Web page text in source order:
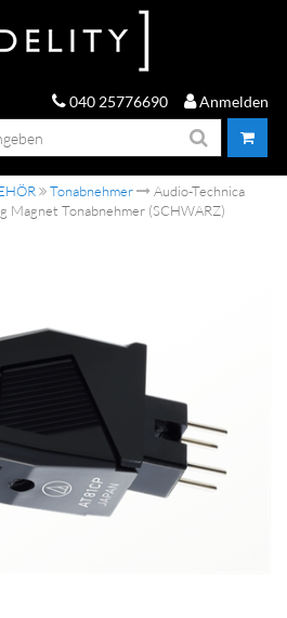
040 25776690 Anmelden
Tonabnehmer
Audio-Technica
Magnet Tonabnehmer (SCHWARZ)